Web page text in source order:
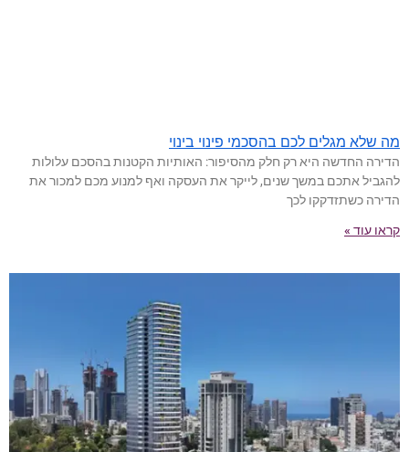
מה שלא מגלים לכם בהסכמי פינוי בינוי
הדירה החדשה היא רק חלק מהסיפור: האותיות הקטנות בהסכם עלולות
להגביל אתכם במשך שנים, לייקר את העסקה ואף למנוע מכם למכור את
הדירה כשתזדקקו לכך
קראו עוד »